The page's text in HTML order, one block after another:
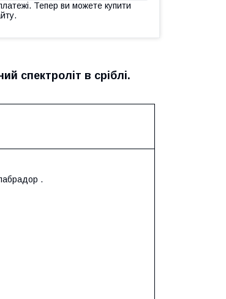
Тепер ви можете купити
спектроліт в сріблі.
.